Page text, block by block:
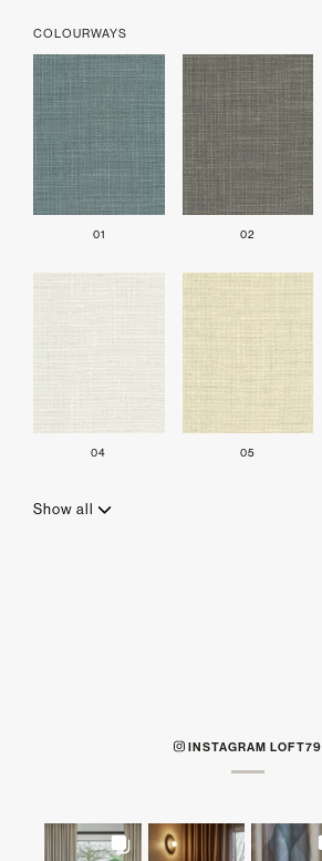
COLOURWAYS
01 02
04 05
Show all
INSTAGRAM LOFT79